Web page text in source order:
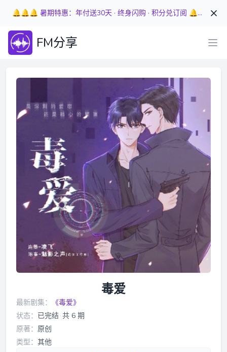
🔔🔔🔔 暑期特惠：年付送30天 · 终身闪购 · 积分兑订阅 🔔🔔🔔
FM分享
毒爱
最新剧集：
《毒爱》
状态： 已完结·共 6 期
原著： 原创
类型： 其他